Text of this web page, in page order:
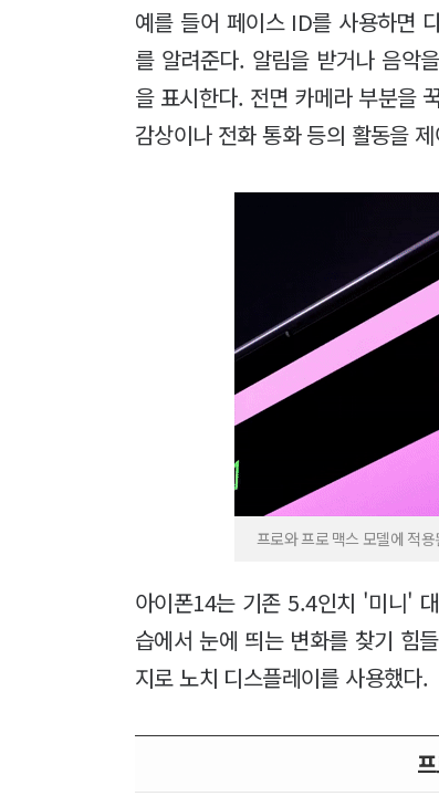
예를 들어 페이스 ID를 사용하면
를 알려준다. 알림을 받거나 음악
을 표시한다. 전면 카메라 부분을
감상이나 전화 통화 등의 활동을
프로와 프로 맥스 모델에 적
아이폰14는 기존 5.4인치 '미니'
습에서 눈에 띄는 변화를 찾기 힘
지로 노치 디스플레이를 사용했다.